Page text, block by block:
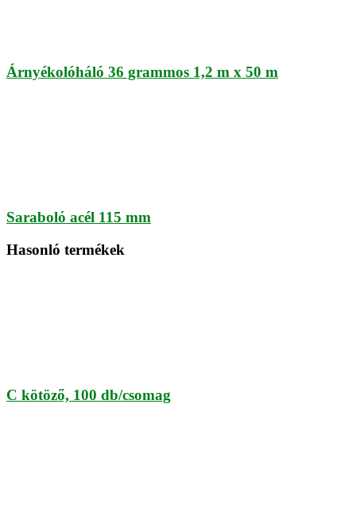
Árnyékolóháló 36 grammos 1,2 m x 50 m
Saraboló acél 115 mm
Hasonló termékek
C kötöző, 100 db/csomag